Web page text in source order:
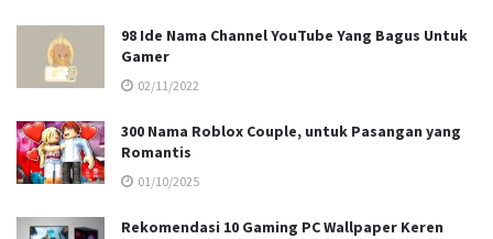
98 Ide Nama Channel YouTube Yang Bagus Untuk
Gamer
02/11/2022
300 Nama Roblox Couple, untuk Pasangan yang
Romantis
01/10/2025
Rekomendasi 10 Gaming PC Wallpaper Keren